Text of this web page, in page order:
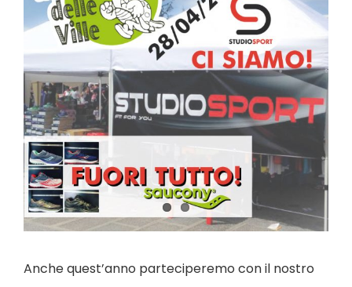
Anche quest’anno parteciperemo con il nostro